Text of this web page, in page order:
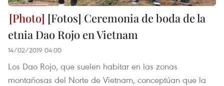
[Fotos] Ceremonia de boda de la
etnia Dao Rojo en Vietnam
14/02/2019 04:00
Los Dao Rojo, que suelen habitar en las zonas
montañosas del Norte de Vietnam, conceptúan que la